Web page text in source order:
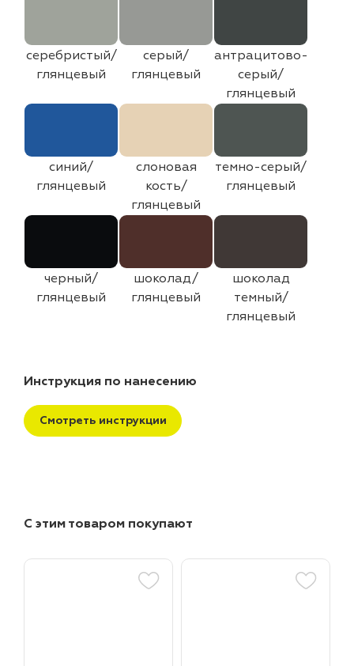
серебристый/
глянцевый
серый/
глянцевый
антрацитово-
серый/
глянцевый
синий/
глянцевый
слоновая
кость/
глянцевый
темно-серый/
глянцевый
черный/
глянцевый
шоколад/
глянцевый
шоколад
темный/
глянцевый
Инструкция по нанесению
Смотреть инструкции
С этим товаром покупают